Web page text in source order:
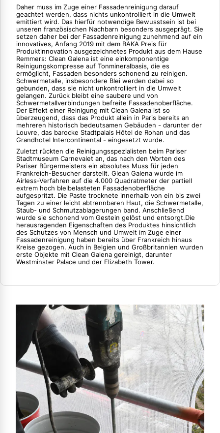
Daher muss im Zuge einer Fassadenreinigung darauf
geachtet werden, dass nichts unkontrolliert in die Umwelt
emittiert wird. Das hierfür notwendige Bewusstsein ist bei
unseren französischen Nachbarn besonders ausgeprägt. Sie
setzen daher bei der Fassadenreinigung zunehmend auf ein
innovatives, Anfang 2019 mit dem BAKA Preis für
Produktinnovation ausgezeichnetes Produkt aus dem Hause
Remmers: Clean Galena ist eine einkomponentige
Reinigungskompresse auf Tonmineralbasis, die es
ermöglicht, Fassaden besonders schonend zu reinigen.
Schwermetalle, insbesondere Blei werden dabei so
gebunden, dass sie nicht unkontrolliert in die Umwelt
gelangen. Zurück bleibt eine saubere und von
Schwermetallverbindungen befreite Fassadenoberfläche.
Der Effekt einer Reinigung mit Clean Galena ist so
überzeugend, dass das Produkt allein in Paris bereits an
mehreren historisch bedeutsamen Gebäuden - darunter der
Louvre, das barocke Stadtpalais Hôtel de Rohan und das
Grandhotel Intercontinental - eingesetzt wurde.
Zuletzt rückten die Reinigungsspezialisten beim Pariser
Stadtmuseum Carnevalet an, das nach den Worten des
Pariser Bürgermeisters ein absolutes Muss für jeden
Frankreich-Besucher darstellt. Glean Galena wurde im
Airless-Verfahren auf die 4.000 Quadratmeter der partiell
extrem hoch bleibelasteten Fassadenoberfläche
aufgespritzt. Die Paste trocknete innerhalb von ein bis zwei
Tagen zu einer leicht abtrennbaren Haut, die Schwermetalle,
Staub- und Schmutzablagerungen band. Anschließend
wurde sie schonend vom Gestein gelöst und entsorgt.Die
herausragenden Eigenschaften des Produktes hinsichtlich
des Schutzes von Mensch und Umwelt im Zuge einer
Fassadenreinigung haben bereits über Frankreich hinaus
Kreise gezogen. Auch in Belgien und Großbritannien wurden
erste Objekte mit Clean Galena gereinigt, darunter
Westminster Palace und der Elizabeth Tower.